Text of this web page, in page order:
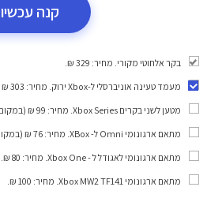
קנה עכשיו
בקר אלחוטי מקורי. מחיר: 329 ₪.
מעמד טעינה אוניברסלי ל-Xbox ירוק
. מחיר: 303 ₪ (במקום 319 ₪).
מטען לשני בקרים Xbox Series
. מחיר: 99 ₪ (במקום 105 ₪).
מתאם ארגונומי Omni ל- XBox
. מחיר: 76 ₪ (במקום 80 ₪).
מתאם ארגונומי לאגודל ל - Xbox One
. מחיר: 80 ₪.
מתאם ארגונומי Xbox MW2 TF141
. מחיר: 100 ₪.